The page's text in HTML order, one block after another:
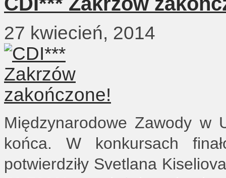
27 kwiecień, 2014
Międzynarodowe Zawody w
końca. W konkursach
potwierdziły Svetlana